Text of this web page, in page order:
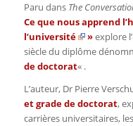
Paru dans The
Ce que nous apprend
l’université
»explore
siècle du diplôme
de doctorat« .
L’auteur, Dr Pierre
et grade de doctorat,
carrières universitaires,